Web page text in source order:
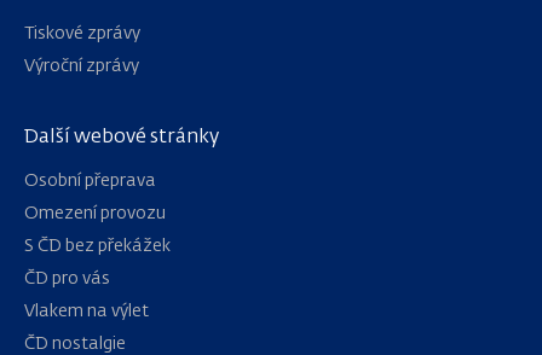
Další webové stránky
Osobní přeprava
Omezení provozu
S ČD bez překážek
ČD pro vás
Vlakem na výlet
ČD nostalgie
Tiskové zprávy
Výroční zprávy